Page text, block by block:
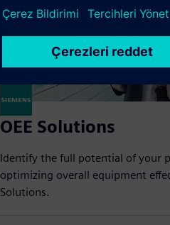
OEE Solutions
Identify the full potential of your
optimizing overall equipment
Solutions.